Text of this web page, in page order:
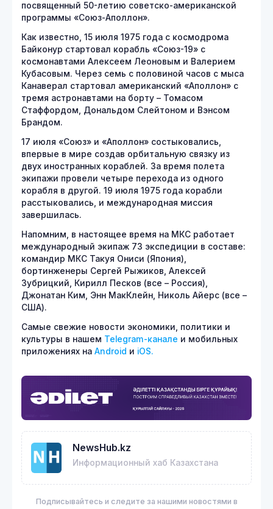
посвященный 50-летию советско-американской
программы «Союз-Аполлон».
Как известно, 15 июля 1975 года с космодрома
Байконур стартовал корабль «Союз-19» с
космонавтами Алексеем Леоновым и Валерием
Кубасовым. Через семь с половиной часов с мыса
Канаверал стартовал американский «Аполлон» с
тремя астронавтами на борту – Томасом
Стаффордом, Дональдом Слейтоном и Вэнсом
Брандом.
17 июля «Союз» и «Аполлон» состыковались,
впервые в мире создав орбитальную связку из
двух иностранных кораблей. За время полета
экипажи провели четыре перехода из одного
корабля в другой. 19 июля 1975 года корабли
расстыковались, и международная миссия
завершилась.
Напомним, в настоящее время на МКС работает
международный экипаж 73 экспедиции в составе:
командир МКС Такуя Ониси (Япония),
бортинженеры Сергей Рыжиков, Алексей
Зубрицкий, Кирилл Песков (все – Россия),
Джонатан Ким, Энн МакКлейн, Николь Айерс (все –
США).
Самые свежие новости экономики, политики и
культуры в нашем Telegram-канале и мобильных
приложениях на Android и iOS.
NewsHub.kz
Информационный хаб Казахстана
Подписывайтесь и следите за нашими новостями в